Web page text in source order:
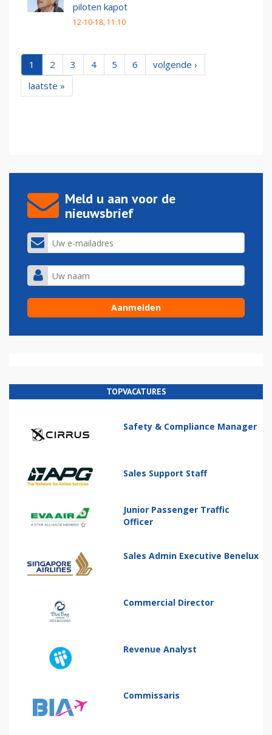
piloten kapot
12-10-18, 11:10
1 2 3 4 5 6
volgende ›
laatste »
Meld u aan voor de
nieuwsbrief
TOPVACATURES
Safety & Compliance Manager
Sales Support Staff
Junior Passenger Traffic
Officer
Sales Admin Executive Benelux
Commercial Director
Revenue Analyst
Commissaris